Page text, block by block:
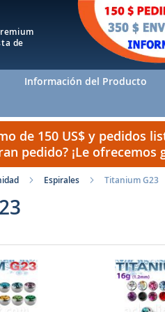
de
Información del Producto
de 150 US$ y pedidos
pedido? ¡Le
Espirales Titanium G23